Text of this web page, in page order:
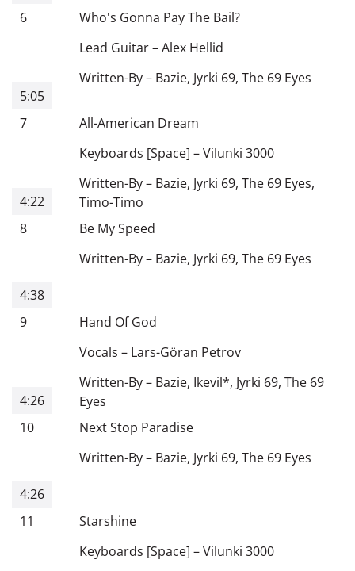
6
Who's Gonna Pay The Bail?
Lead Guitar–Alex Hellid
Written-By– Bazie, Jyrki 69, The 69 Eyes
5:05
7
All-American Dream
Keyboards [Space] –Vilunki 3000
Written-By– Bazie, Jyrki 69, The 69 Eyes,
Timo-Timo
4:22
8
Be My Speed
Written-By– Bazie, Jyrki 69, The 69 Eyes
4:38
9
Hand Of God
Vocals – Lars-Göran Petrov
Written-By– Bazie, Ikevil*, Jyrki 69, The 69
Eyes
4:26
10
Next Stop Paradise
Written-By– Bazie, Jyrki 69, The 69 Eyes
4:26
11
Starshine
Keyboards [Space] –Vilunki 3000